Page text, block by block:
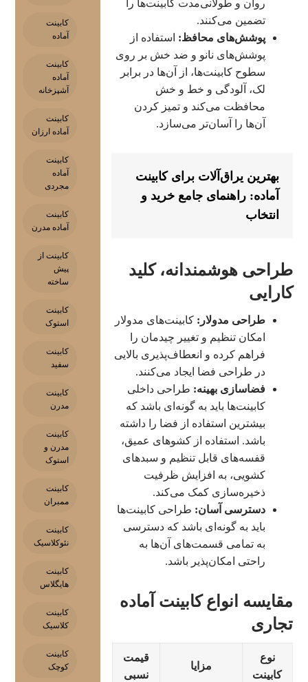
روان و طولانی‌مدت کابینت‌ها را
تضمین می‌کنند.
پوشش‌های محافظ: استفاده از
پوشش‌های نانو و ضد خش بر روی
سطوح کابینت‌ها، از آن‌ها در برابر
لک، آلودگی و خط و خش
محافظت می‌کند و تمیز کردن
آن‌ها را آسان‌تر می‌سازد.
بهترین یراق‌آلات برای کابینت
آماده: راهنمای جامع خرید و
انتخاب
طراحی هوشمندانه، کلید
کارایی
طراحی مدولار: کابینت‌های مدولار
امکان تنظیم و تغییر چیدمان را
فراهم کرده و انعطاف‌پذیری بالایی
در طراحی فضا ایجاد می‌کنند.
فضاسازی بهینه: طراحی داخلی
کابینت‌ها باید به گونه‌ای باشد که
بیشترین استفاده از فضا را داشته
باشد. استفاده از کشوهای عمیق،
قفسه‌های قابل تنظیم و سبدهای
کشویی، به افزایش ظرفیت
ذخیره‌سازی کمک می‌کند.
دسترسی آسان: طراحی کابینت‌ها
باید به گونه‌ای باشد که دسترسی
به تمامی قسمت‌های آن‌ها به
راحتی امکان‌پذیر باشد.
مقایسه انواع کابینت آماده
تجاری
نوع
کابینت
مزایا
قیمت
نسبی
کابینت
آماده
کابینت
آماده
آشپزخانه
کابینت
آماده ارزان
کابینت
آماده
مجردی
کابینت
آماده مدرن
کابینت از
پیش
ساخته
کابینت
استوک
کابینت
سفید
کابینت
مدرن
کابینت
مدرن و
استوک
کابینت
ممبران
کابینت
نئوکلاسیک
کابینت
هایگلاس
کابینت
کلاسیک
کابینت
کوچک